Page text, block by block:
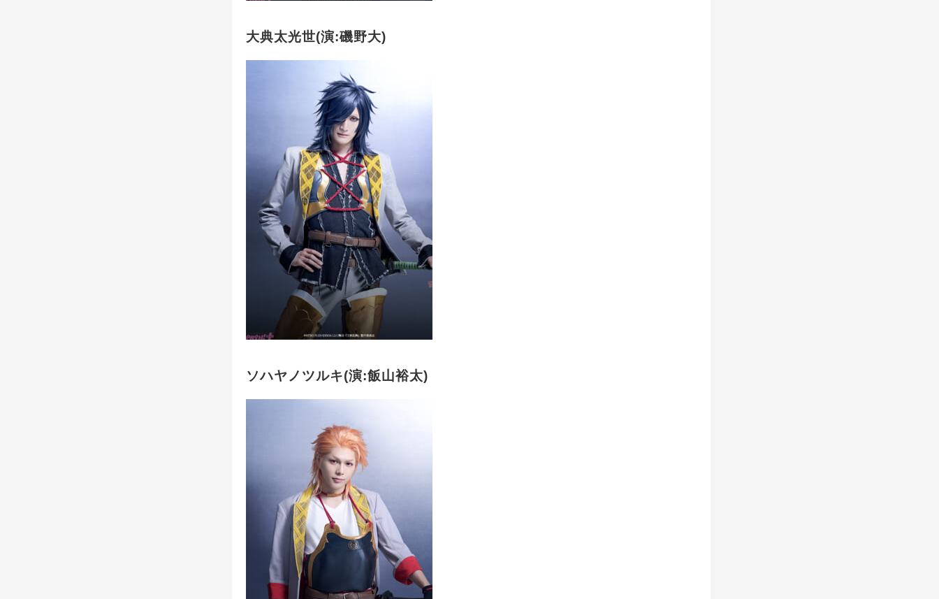
大典太光世(演:磯野大)
ソハヤノツルキ(演:飯山裕太)